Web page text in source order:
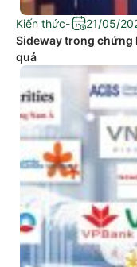
Kiến thức-
21/05/
Sideway trong chứng
quả